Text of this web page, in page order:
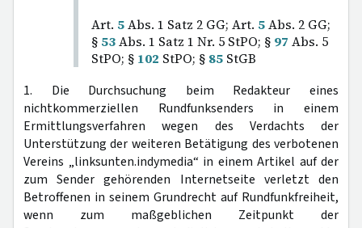
Art. 5Abs. 1 Satz 2 GG; Art. 5Abs. 2 GG;
§ 53Abs. 1 Satz 1 Nr. 5 StPO; § 97 Abs. 5
StPO; § 102 StPO; § 85 StGB
1. Die Durchsuchung beim Redakteur eines
nichtkommerziellen Rundfunksenders in einem
Ermittlungsverfahren wegen des Verdachts der
Unterstützung der weiteren Betätigung des verbotenen
Vereins „linksunten.indymedia“ in einem Artikel auf der
zum Sender gehörenden Internetseite verletzt den
Betroffenen in seinem Grundrecht auf Rundfunkfreiheit,
wenn zum maßgeblichen Zeitpunkt der